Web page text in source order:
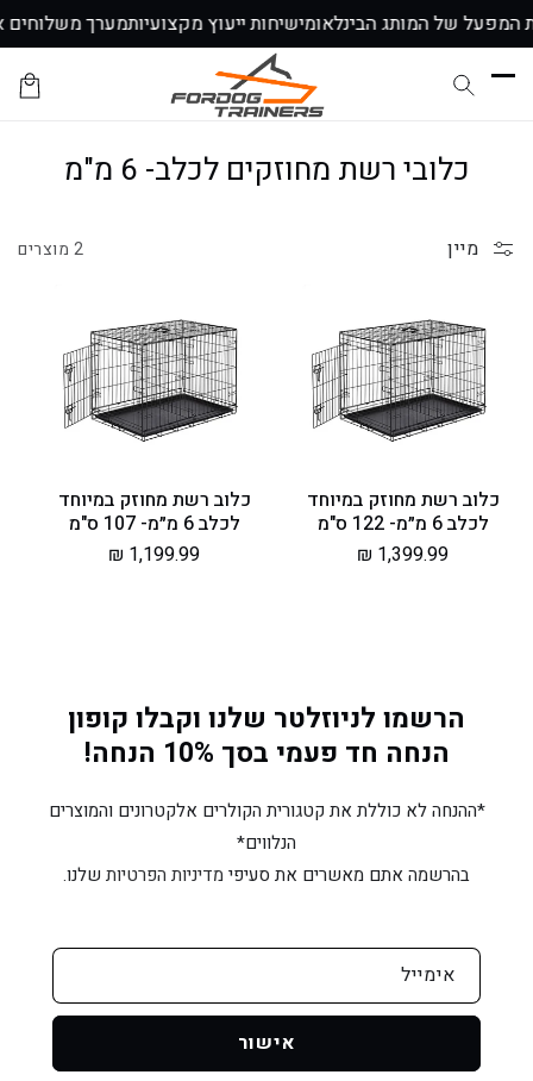
דלג
לתוכן
המפעל של המותג הבינלאומישיחות ייעוץ מקצועיותמערך משלוחים
עגלת
הקניות
ק
ל
צ
י
י
ה
כלובי רשת מחוזקים לכלב- 6 מ"מ
מיין 2 מוצרים
כלוב רשת מחוזק במיוחד
לכלב 6 מ״מ- 122 ס"מ
מחיר
1,399.99 ₪
כלוב רשת מחוזק במיוחד
לכלב 6 מ״מ- 107 ס"מ
מחיר
1,199.99 ₪
הרשמו לניוזלטר שלנו וקבלו קופון
הנחה חד פעמי בסך 10% הנחה!
*ההנחה לא כוללת את קטגורית הקולרים אלקטרונים והמוצרים
הנלווים*
בהרשמה אתם מאשרים את סעיפי מדיניות הפרטיות שלנו.
אימייל
אישור